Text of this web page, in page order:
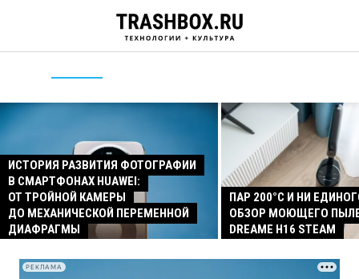
ИСТОРИЯ РАЗВИТИЯ ФОТОГРАФИИ
В СМАРТФОНАХ HUAWEI:
ОТ ТРОЙНОЙ КАМЕРЫ
ДО МЕХАНИЧЕСКОЙ ПЕРЕМЕННОЙ
ДИАФРАГМЫ
ПАР 200°C И НИ
ОБЗОР МОЮЩЕГО
DREAME H16 STEAM
РЕКЛАМА